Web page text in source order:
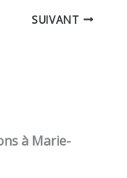
SUIVANT
à Marie-